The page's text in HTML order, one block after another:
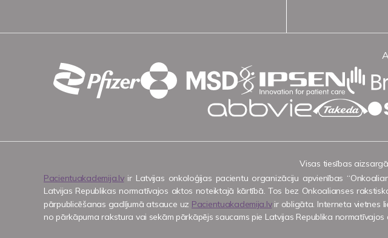
Visas tiesības
Pacientuakademija.lvir Latvijas onkoloģijas pacientu organizāciju apvienības
Latvijas Republikas normatīvajos aktos noteiktajā kārtībā. Tos bez Onkoalianses
pārpublicēšanas gadījumā atsauce uz Pacientuakademija.lvir obligāta. Interneta vietnes
no pārkāpuma rakstura vai sekām pārkāpējs saucams pie Latvijas Republika